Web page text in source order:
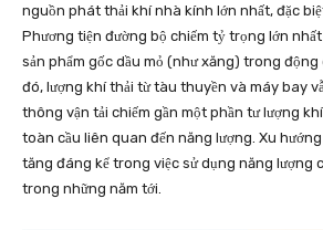
nguồn phát thải khí nhà kính lớn nhất, đặc
Phương tiện đường bộ chiếm tỷ trọng lớn
sản phẩm gốc dầu mỏ (như xăng) trong
đó, lượng khí thải từ tàu thuyền và máy bay
thông vận tải chiếm gần một phần tư lượng
toàn cầu liên quan đến năng lượng. Xu
tăng đáng kể trong việc sử dụng năng lượng
trong những năm tới.